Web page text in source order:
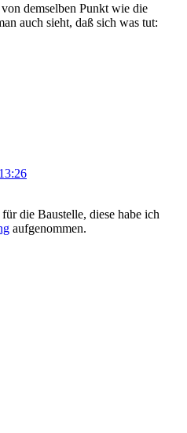
demselben Punkt wie die
auch sieht, daß sich was tut:
für die Baustelle, diese habe ich
aufgenommen.